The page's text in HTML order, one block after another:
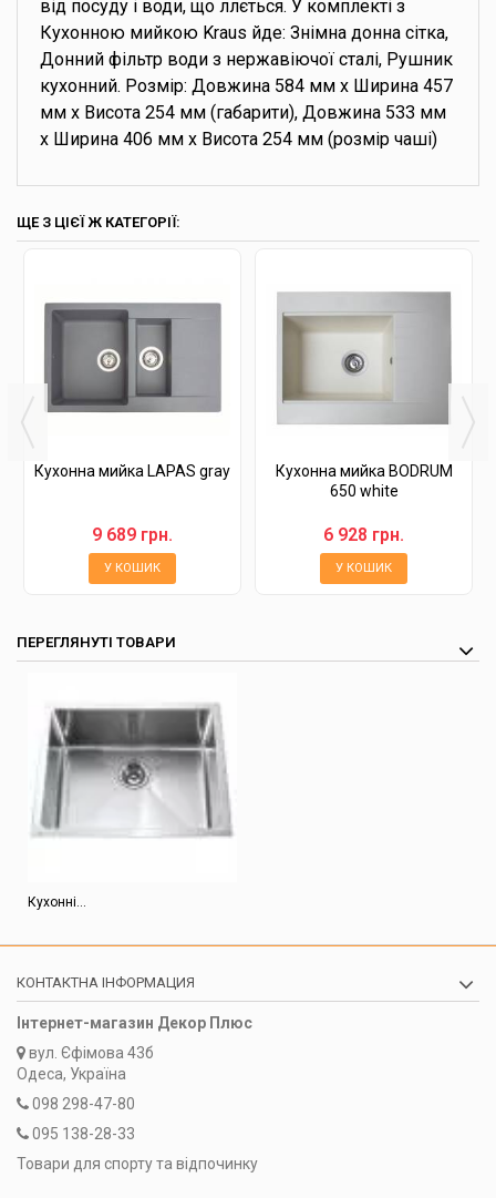
від посуду і води, що ллється. У комплекті з
Кухонною мийкою Kraus йде: Знімна донна сітка,
Донний фільтр води з нержавіючої сталі, Рушник
кухонний. Розмір: Довжина 584 мм х Ширина 457
мм х Висота 254 мм (габарити), Довжина 533 мм
х Ширина 406 мм х Висота 254 мм (розмір чаші)
ЩЕ З ЦІЄЇ Ж КАТЕГОРІЇ:
Кухонна мийка LAPAS gray
9 689 грн.
У КОШИК
Кухонна мийка BODRUM
650 white
6 928 грн.
У КОШИК
ПЕРЕГЛЯНУТІ ТОВАРИ
Кухонні...
КОНТАКТНА ІНФОРМАЦИЯ
Інтернет-магазин Декор Плюс
вул. Єфімова 43б
Одеса, Україна
098 298-47-80
095 138-28-33
Товари для спорту та відпочинку